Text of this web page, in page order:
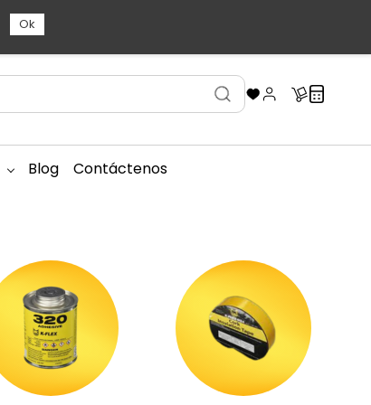
Blog Contáctenos
Ok